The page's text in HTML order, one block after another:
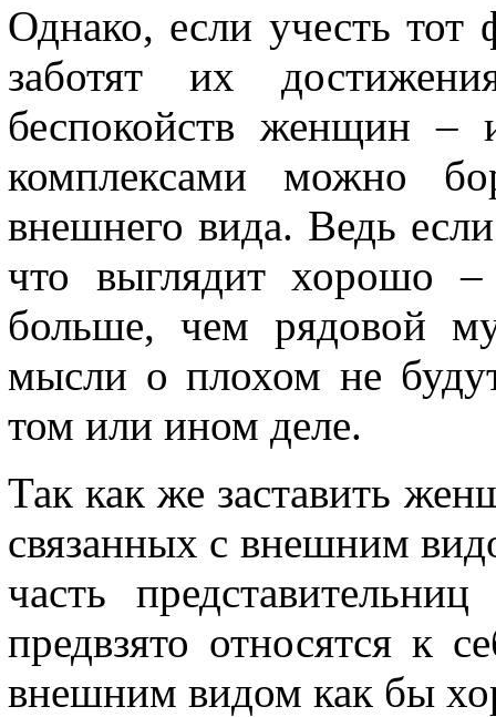
Однако, если учесть
заботят их
беспокойств женщин
комплексами можно
внешнего вида. Ведь
что выглядит хорошо
больше, чем рядовой
мысли о плохом не
том или ином деле.
Так как же заставить
связанных с внешним
часть
предвзято относятся к
внешним видом как бы